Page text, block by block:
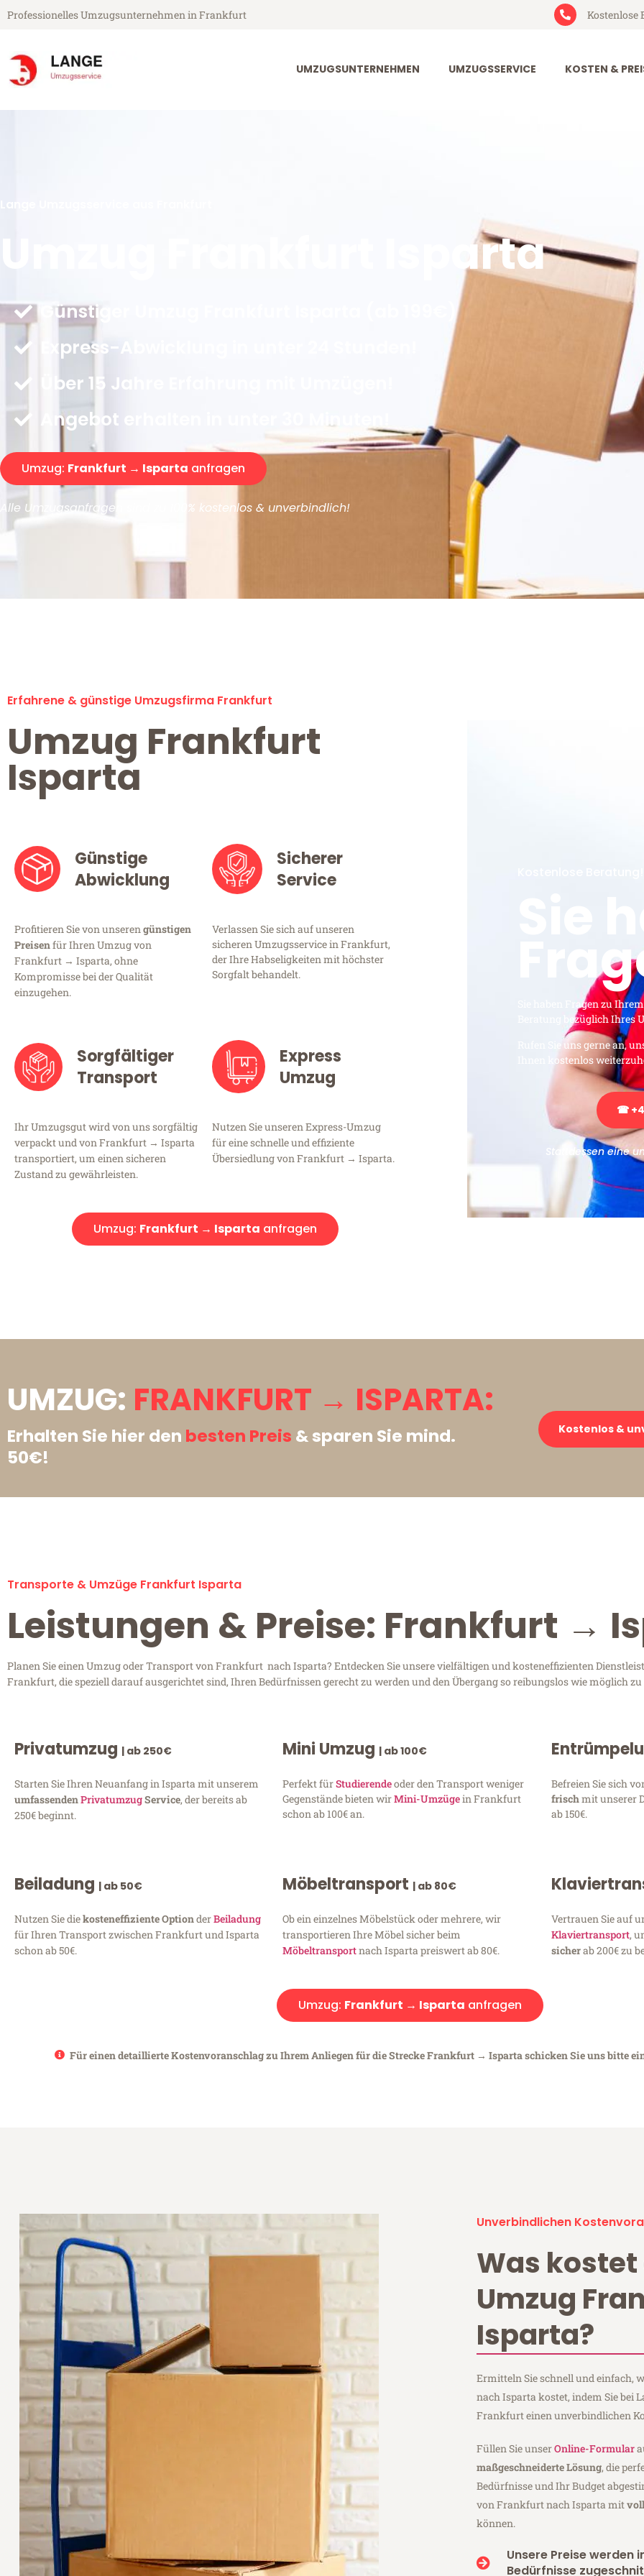
Professionelles Umzugsunternehmen in Frankfurt Kostenlose
UMZUGSUNTERNEHMEN UMZUGSSERVICE KOSTEN &
Umzug Frankfurt Isparta
Günstiger Umzug Frankfurt Isparta (ab 199€)
Express-Abwicklung in unter 24 Stunden!
Über 15 Jahre Erfahrung mit Umzügen!
Angebot erhalten in unter 30 Minuten!
Umzug: Frankfurt → Isparta anfragen
Alle Umzugsanfragen sind zu 100% kostenlos & unverbindlich!
Erfahrene & günstige Umzugsfirma Frankfurt
Umzug Frankfurt
Isparta
Günstige
Abwicklung
Profitieren Sie von unserengünstigen
Preisenfür Ihren Umzug von
Frankfurt → Isparta, ohne
Kompromisse bei der Qualität
einzugehen.
Sicherer
Service
Verlassen Sie sich auf unseren
sicheren Umzugsservice in Frankfurt,
der Ihre Habseligkeiten mit höchster
Sorgfalt behandelt.
Sorgfältiger
Transport
Ihr Umzugsgut wird von uns sorgfältig
verpackt und von Frankfurt → Isparta
transportiert, um einen sicheren
Zustand zu gewährleisten.
Express
Umzug
Nutzen Sie unseren Express-Umzug
für eine schnelle und effiziente
Übersiedlung von Frankfurt → Isparta.
Umzug: Frankfurt → Isparta anfragen
Sie
Sie haben Fragen zu
Beratung bezüglich Ihres
Rufen Sie uns gerne an,
Ihnen kostenlos
☎
Stattdessen eine
UMZUG: FRANKFURT → ISPARTA:
Erhalten Sie hier den besten Preis & sparen Sie mind.
50€!
Kostenlos &
Transporte & Umzüge Frankfurt Isparta
Leistungen & Preise: Frankfurt →
Planen Sie einen Umzug oder Transport von Frankfurt nach Isparta? Entdecken Sie unsere vielfältigen und kosteneffizienten
Frankfurt, die speziell darauf ausgerichtet sind, Ihren Bedürfnissen gerecht zu werden und den Übergang so reibungslos wie möglich zu
Privatumzug | ab 250€
Starten Sie Ihren Neuanfang in Isparta mit unserem
umfassendenPrivatumzugService, der bereits ab
250€ beginnt.
Mini Umzug | ab 100€
Perfekt fürStudierendeoder den Transport weniger
Gegenstände bieten wirMini-Umzügein Frankfurt
schon ab 100€ an.
Befreien Sie sich
frischmit unserer
ab 150€.
Beiladung | ab 50€
Nutzen Sie diekosteneffiziente OptionderBeiladung
für Ihren Transport zwischen Frankfurt und Isparta
schon ab 50€.
Möbeltransport | ab 80€
Ob ein einzelnes Möbelstück oder mehrere, wir
transportieren Ihre Möbel sicher beim
Möbeltransportnach Isparta preiswert ab 80€.
Vertrauen Sie auf
Klaviertransport,
sicherab 200€ zu
Umzug: Frankfurt → Isparta anfragen
Für einen detaillierte Kostenvoranschlag zu Ihrem Anliegen für die Strecke Frankfurt → Isparta schicken Sie uns bitte
Unverbindlichen
Was kostet
Umzug
Isparta?
Ermitteln Sie schnell und einfach,
nach Isparta kostet, indem Sie bei
Frankfurt einen unverbindlichen
Füllen Sie unserOnline-Formular
maßgeschneiderte Lösung, die
Bedürfnisse und Ihr Budget
von Frankfurt nach Isparta mit
können.
Unsere Preise werden
Bedürfnisse